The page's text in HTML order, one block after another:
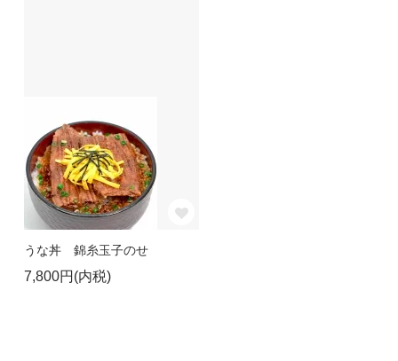
うな丼 錦糸玉子のせ
7,800円(内税)